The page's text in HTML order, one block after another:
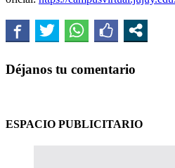
Déjanos tu comentario
ESPACIO PUBLICITARIO